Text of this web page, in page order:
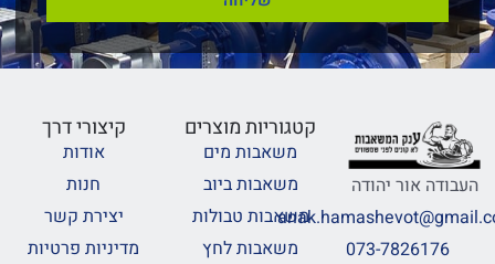
העבודה אור יהודה
073-7826176
קטגוריות מוצרים
משאבות מים
משאבות ביוב
משאבות טבולות
משאבות לחץ
קיצורי דרך
אודות
חנות
יצירת קשר
מדיניות פרטיות